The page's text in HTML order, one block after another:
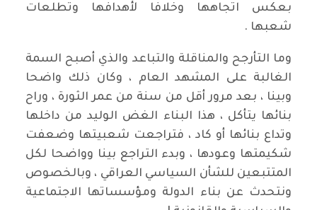
بعكس اتجاهها وخلافا لأهدافها وتطلعات
شعبها .
وما التأرجح والمناقلة والتباعد والذي أصبح السمة
الغالبة على المشهد العام ، وكان ذلك واضحا
وبينا ، بعد مرور أقل من سنة من عمر الثورة ، وراح
بنائها يتأكل ، هذا البناء الغض الوليد من داخلها
وتداع بنائها أو كاد ، فتراجعت شعبيتها وضعفت
شكيمتها وعودها ، وبدء التراجع بينا وواضحا لكل
المتتبعين للشأن السياسي العراقي ، وبالخصوص
ونتحدث عن بناء الدولة ومؤسساتها الاجتماعية